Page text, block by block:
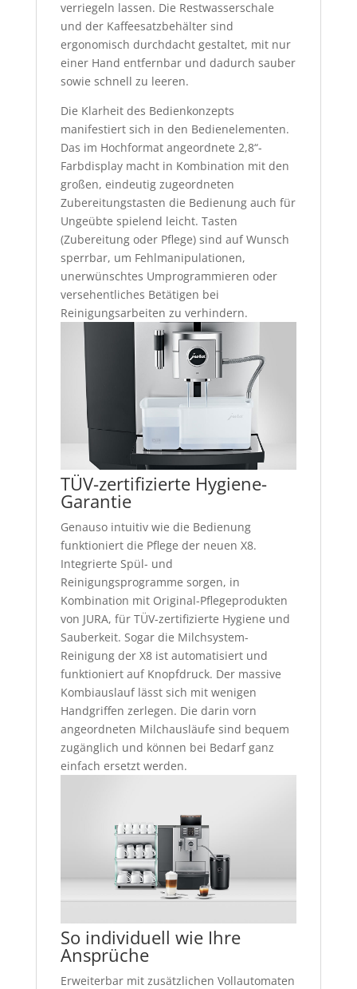
verriegeln lassen. Die Restwasserschale
und der Kaffeesatzbehälter sind
ergonomisch durchdacht gestaltet, mit nur
einer Hand entfernbar und dadurch sauber
sowie schnell zu leeren.
Die Klarheit des Bedienkonzepts
manifestiert sich in den Bedienelementen.
Das im Hochformat angeordnete 2,8“-
Farbdisplay macht in Kombination mit den
großen, eindeutig zugeordneten
Zubereitungstasten die Bedienung auch für
Ungeübte spielend leicht. Tasten
(Zubereitung oder Pflege) sind auf Wunsch
sperrbar, um Fehlmanipulationen,
unerwünschtes Umprogrammieren oder
versehentliches Betätigen bei
Reinigungsarbeiten zu verhindern.
TÜV-zertifizierte Hygiene-
Garantie
Genauso intuitiv wie die Bedienung
funktioniert die Pflege der neuen X8.
Integrierte Spül- und
Reinigungsprogramme sorgen, in
Kombination mit Original-Pflegeprodukten
von JURA, für TÜV-zertifizierte Hygiene und
Sauberkeit. Sogar die Milchsystem-
Reinigung der X8 ist automatisiert und
funktioniert auf Knopfdruck. Der massive
Kombiauslauf lässt sich mit wenigen
Handgriffen zerlegen. Die darin vorn
angeordneten Milchausläufe sind bequem
zugänglich und können bei Bedarf ganz
einfach ersetzt werden.
So individuell wie Ihre
Ansprüche
Erweiterbar mit zusätzlichen Vollautomaten